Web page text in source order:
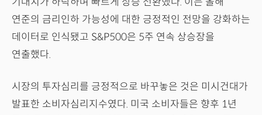
연준의 금리인하 가능성에 대한 긍정적인 전망을 강화하는
데이터로 인식됐고 S&P500은 5주 연속 상승장을
연출했다.
시장의 투자심리를 긍정적으로 바꾸놓은 것은 미시건대가
발표한 소비자심리지수였다. 미국 소비자들은 향후 1년